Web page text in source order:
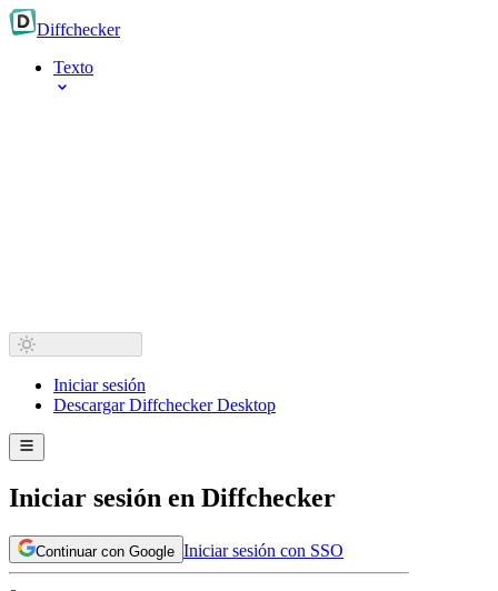
Diffchecker
Texto
Iniciar sesión
Descargar Diffchecker Desktop
Iniciar sesión en Diffchecker
Continuar con Google Iniciar sesión con SSO